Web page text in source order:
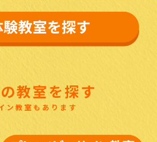
教室を探す
ン教室もあります